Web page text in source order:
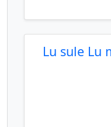
Lu sule Lu